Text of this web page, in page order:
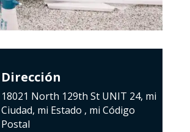
Dirección
18021 North 129th St UNIT 24, mi
Ciudad, mi Estado , mi Código
Postal